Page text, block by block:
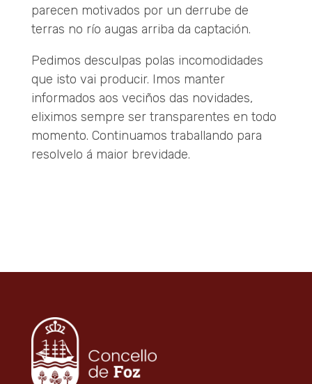
parecen motivados por un derrube de
terras no río augas arriba da captación.
Pedimos desculpas polas incomodidades
que isto vai producir. Imos manter
informados aos veciños das novidades,
eliximos sempre ser transparentes en todo
momento. Continuamos traballando para
resolvelo á maior brevidade.